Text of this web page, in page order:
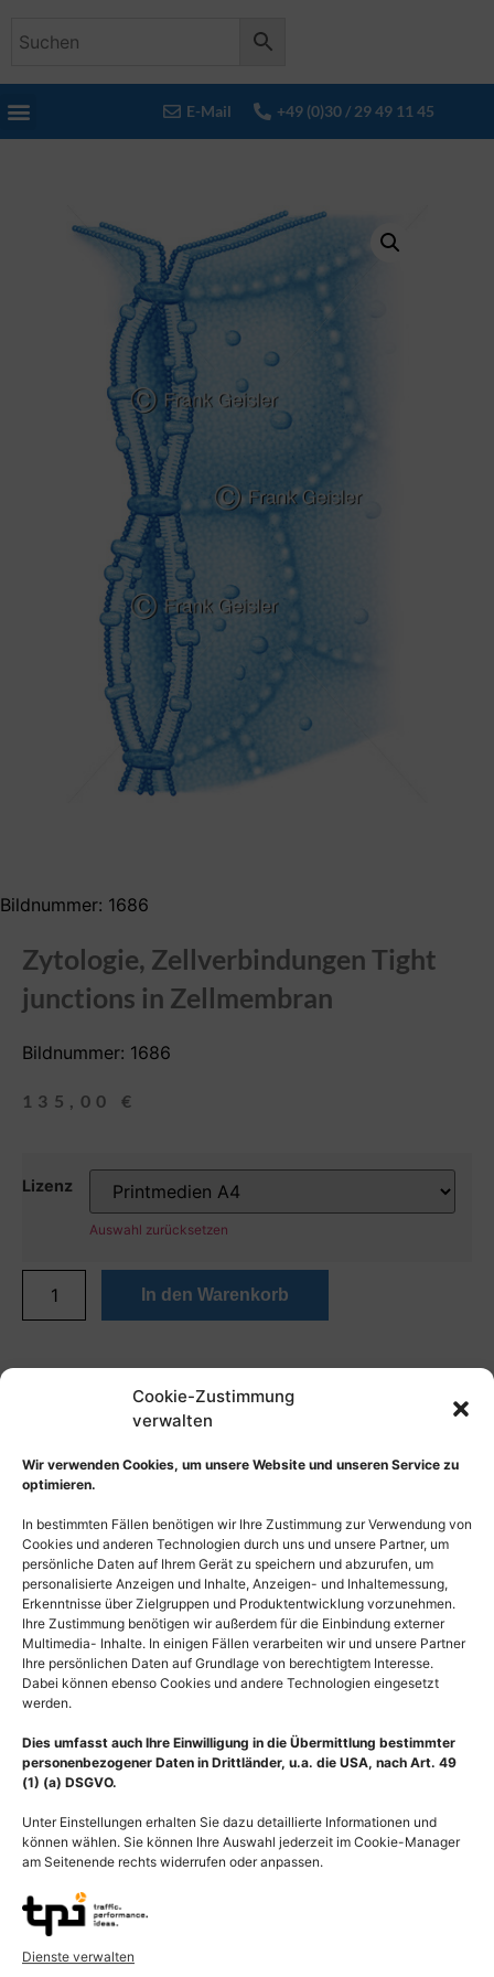
Cookie-Zustimmung
verwalten
Wir verwenden Cookies, um unsere Website und unseren Service zu
optimieren.
In bestimmten Fällen benötigen wir Ihre Zustimmung zur Verwendung von
Cookies und anderen Technologien durch uns und unsere Partner, um
persönliche Daten auf Ihrem Gerät zu speichern und abzurufen, um
personalisierte Anzeigen und Inhalte, Anzeigen- und Inhaltemessung,
Erkenntnisse über Zielgruppen und Produktentwicklung vorzunehmen.
Ihre Zustimmung benötigen wir außerdem für die Einbindung externer
Multimedia- Inhalte. In einigen Fällen verarbeiten wir und unsere Partner
Ihre persönlichen Daten auf Grundlage von berechtigtem Interesse.
Dabei können ebenso Cookies und andere Technologien eingesetzt
werden.
Dies umfasst auch Ihre Einwilligung in die Übermittlung bestimmter
personenbezogener Daten in Drittländer, u.a. die USA, nach Art. 49
(1) (a) DSGVO.
Unter Einstellungen erhalten Sie dazu detaillierte Informationen und
können wählen. Sie können Ihre Auswahl jederzeit im Cookie-Manager
am Seitenende rechts widerrufen oder anpassen.
Dienste verwalten
E-Mail +49 (0)30 / 29 49 11 45
Bildnummer: 1686
Zytologie, Zellverbindungen Tight
junctions in Zellmembran
Bildnummer: 1686
135,00 €
Lizenz
Auswahl zurücksetzen
In den Warenkorb
Beschreibung